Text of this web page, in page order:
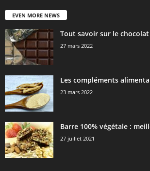
EVEN MORE NEWS
Tout savoir sur le
27 mars 2022
Les compléments
23 mars 2022
Barre 100% végétale :
27 juillet 2021